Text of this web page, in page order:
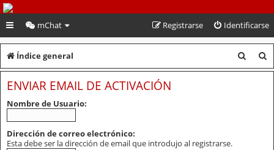
PeruVoley.com
mChat Identificarse
Registrarse
Índice general
u
u
ENVIAR EMAIL DE ACTIVACIÓN
Nombre de Usuario:
Dirección de correo electrónico:
Esta debe ser la dirección de email que introdujo al registrarse.